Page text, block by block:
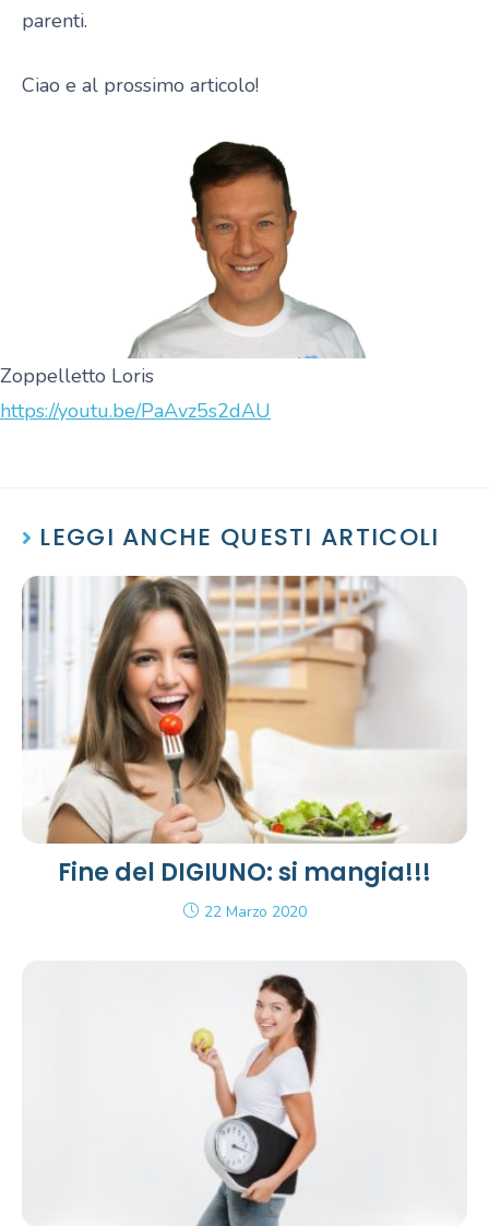
parenti.
Ciao e al prossimo articolo!
Zoppelletto Loris
https://youtu.be/PaAvz5s2dAU
LEGGI ANCHE QUESTI ARTICOLI
Fine del DIGIUNO: si mangia!!!
22 Marzo 2020